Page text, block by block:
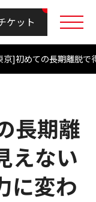
ケット
京]初めての長期離脱で
長期離
えない
に変わ